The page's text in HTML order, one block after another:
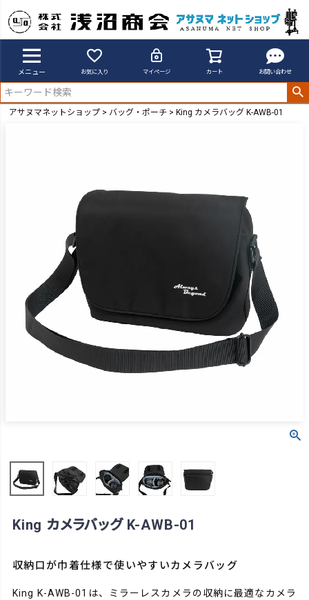
メニュー お気に入り マイページ カート お問い合わせ
アサヌマネットショップ バッグ・ポーチ King カメラバッグ K-AWB-01
King カメラバッグ K-AWB-01
収納口が巾着仕様で使いやすいカメラバッグ
King K-AWB-01は、ミラーレスカメラの収納に最適なカメラ